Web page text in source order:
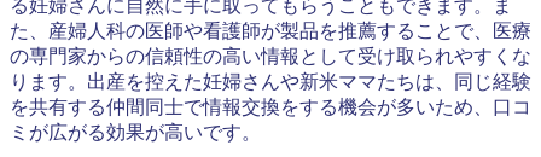
る妊婦さんに自然に手に取ってもらうこともできます。ま
た、産婦人科の医師や看護師が製品を推薦することで、医療
の専門家からの信頼性の高い情報として受け取られやすくな
ります。出産を控えた妊婦さんや新米ママたちは、同じ経験
を共有する仲間同士で情報交換をする機会が多いため、口コ
ミが広がる効果が高いです。